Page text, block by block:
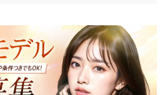
端末等の情報
情報を以下の目的で利用いたしま